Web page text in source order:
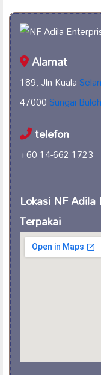
Alamat
189, Jln Kuala
47000Sungai Buloh
telefon
+60 14-662 1723
Lokasi NF
Terpakai